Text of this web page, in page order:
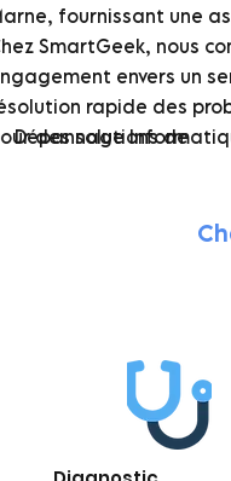
fournissant une
SmartGeek, nous
envers un
rapide des
des solutions de
Dépannage